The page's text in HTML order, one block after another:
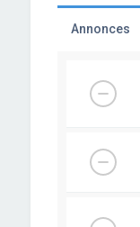
Annonces